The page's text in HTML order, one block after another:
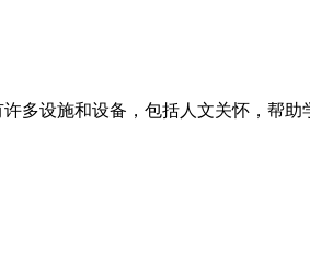
多设施和设备，包括人文关怀，帮